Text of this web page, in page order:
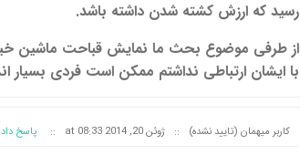
رسید که ارزش کشته شدن داشته باشد.
از طرفی موضوع بحث ما نمایش قباحت ماشین
با ایشان ارتباطی نداشتم ممکن است فردی بسیار
کاربر میهمان (تایید نشده) :: ژوئن 20, 2014 at 08:33 :: پاسخ